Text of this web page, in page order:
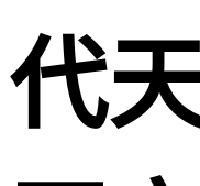
代